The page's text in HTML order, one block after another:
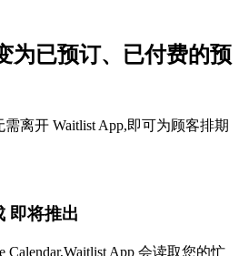
为已预订、已付费的预
离开 Waitlist App,即可为顾客排期
即将推出
Calendar,Waitlist App 会读取您的忙